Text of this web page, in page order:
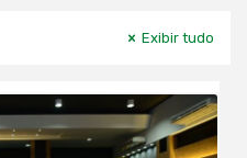
Exibir tudo